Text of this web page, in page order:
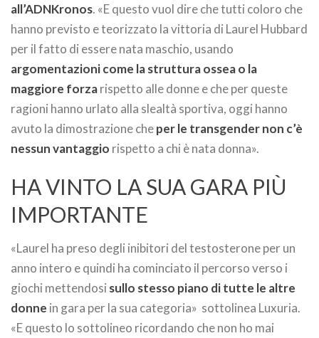
all’ADNKronos. «E questo vuol dire che tutti coloro che
hanno previsto e teorizzato la vittoria di Laurel Hubbard
per il fatto di essere nata maschio, usando
argomentazioni come la struttura ossea o la
maggiore forzarispetto alle donne e che per queste
ragioni hanno urlato alla slealtà sportiva, oggi hanno
avuto la dimostrazione cheper le transgender non c’è
nessun vantaggio rispetto a chi è nata donna».
HA VINTO LA SUA GARA PIÙ
IMPORTANTE
«Laurel ha preso degli inibitori del testosterone per un
anno intero e quindi ha cominciato il percorso verso i
giochi mettendosi sullo stesso piano di tutte le altre
donne in gara per la sua categoria» sottolinea Luxuria.
«E questo lo sottolineo ricordando che non ho mai